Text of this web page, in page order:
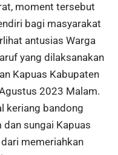
moment tersebut
bagi masyarakat
antusias Warga
yang dilaksanakan
Kapuas Kabupaten
2023 Malam.
keriang bandong
sungai Kapuas
memeriahkan